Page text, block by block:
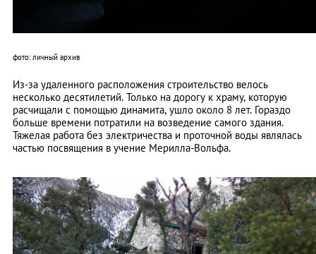
фото: личный архив
Из-за удаленного расположения строительство велось
несколько десятилетий. Только на дорогу к храму, которую
расчищали с помощью динамита, ушло около 8 лет. Гораздо
больше времени потратили на возведение самого здания.
Тяжелая работа без электричества и проточной воды являлась
частью посвящения в учение Мерилла-Вольфа.